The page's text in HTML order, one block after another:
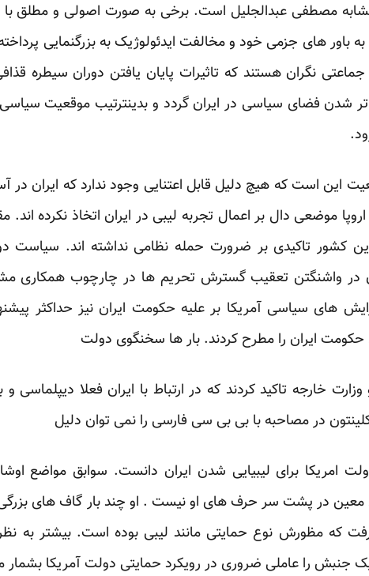
مصطفی عبدالجلیل است. برخی به صورت اصولی و مطلق با
باور های جزمی خود و مخالفت ایدئولوژیک به بزرگنمایی
نگران هستند که تاثیرات پایان یافتن دوران سیطره
تر شدن فضای سیاسی در ایران گردد و بدینترتیب موقعیت
این است که هیچ دلیل قابل اعتنایی وجود ندارد که ایران
اروپا موضعی دال بر اعمال تجربه لیبی در ایران اتخاذ نکرده
کشور تاکیدی بر ضرورت حمله نظامی نداشته اند. سیاست
در واشنگتن تعقیب گسترش تحریم ها در چارچوب همکاری
های سیاسی آمریکا بر علیه حکومت ایران نیز حداکثر
حکومت ایران را مطرح کردند. بار ها سخنگوی دولت
وزارت خارجه تاکید کردند که در ارتباط با ایران فعلا
در مصاحبه با بی بی سی فارسی را نمی توان دلیل
امریکا برای لیبیایی شدن ایران دانست. سوابق مواضع
در پشت سر حرف های او نیست . او چند بار گاف های
که مظورش نوع حمایتی مانند لیبی بوده است. بیشتر به
جنبش را عاملی ضروری در رویکرد حمایتی دولت آمریکا بشمار